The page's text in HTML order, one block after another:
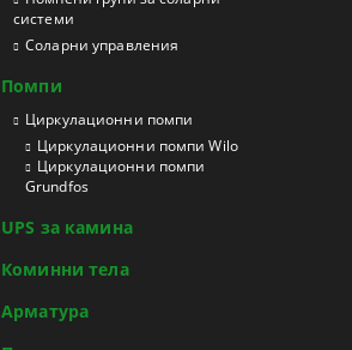
системи
Соларни управления
Помпи
Циркулационни помпи
Циркулационни помпи Wilo
Циркулационни помпи
Grundfos
UPS за камина
Коминни тела
Арматура